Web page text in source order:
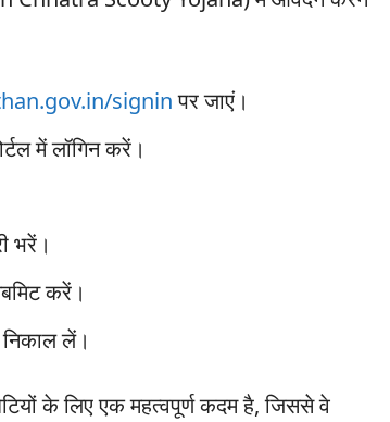
signinपर जाएं।
में लॉगिन करें।
भरें।
करें।
लें।
के लिए एक महत्वपूर्ण कदम है, जिससे वे